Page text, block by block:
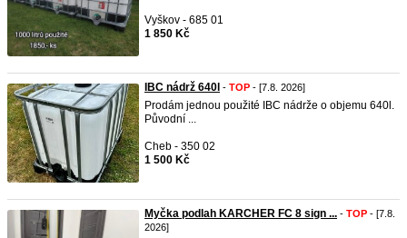
Vyškov - 685 01
1 850 Kč
IBC nádrž 640l - TOP - [7.8. 2026]
Prodám jednou použité IBC nádrže o objemu 640l.
Původní ...
Cheb - 350 02
1 500 Kč
Myčka podlah KARCHER FC 8 sign ... - TOP - [7.8.
2026]